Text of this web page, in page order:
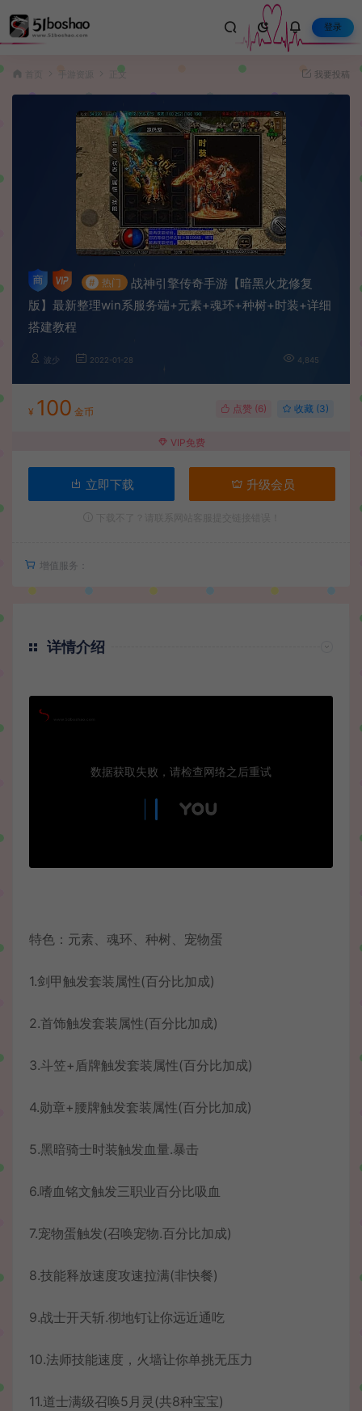
登录
手游资源 正文 我要投稿
# 热门
战神引擎传奇手游【暗黑火龙修复
版】最新整理win系服务端+元素+魂环+种树+时装+详细
搭建教程
波少 2022-01-28 4,845
¥ 100 金币 点赞 (6) 收藏 (3)
VIP免费
立即下载 升级会员
增值服务：
详情介绍
特色：元素、魂环、种树、宠物蛋
1.剑甲触发套装属性(百分比加成)
2.首饰触发套装属性(百分比加成)
3.斗笠+盾牌触发套装属性(百分比加成)
4.勋章+腰牌触发套装属性(百分比加成)
5.黑暗骑士时装触发血量.暴击
6.嗜血铭文触发三职业百分比吸血
7.宠物蛋触发(召唤宠物.百分比加成)
8.技能释放速度攻速拉满(非快餐)
9.战士开天斩.彻地钉让你远近通吃
10.法师技能速度，火墙让你单挑无压力
11.道士满级召唤5月灵(共8种宝宝)